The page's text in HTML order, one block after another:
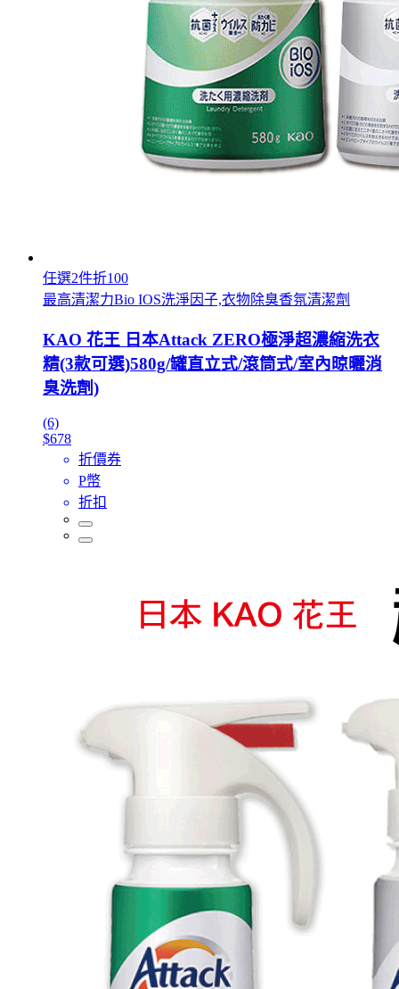
任選2件折100
最高清潔力Bio IOS洗淨因子,衣物除臭香氛清潔劑
KAO 花王 日本Attack ZERO極淨超濃縮洗衣
精(3款可選)580g/罐直立式/滾筒式/室內晾曬消
臭洗劑)
(6)
$678
折價券
P幣
折扣